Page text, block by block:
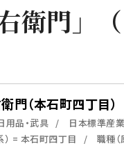
衛門」
門（本石町四丁目）
用品・武具 日本標準産
） = 本石町四丁目
職種